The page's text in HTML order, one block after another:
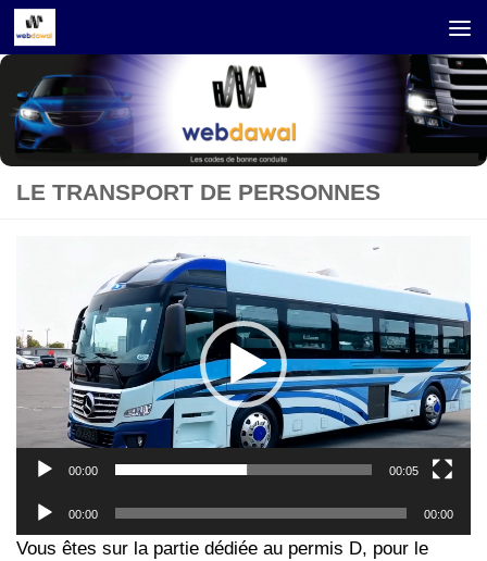
Skip to content
LE TRANSPORT DE PERSONNES
00:00 00:05
Lecteur
audio
00:00 00:00
Vous êtes sur la partie dédiée au permis D, pour le